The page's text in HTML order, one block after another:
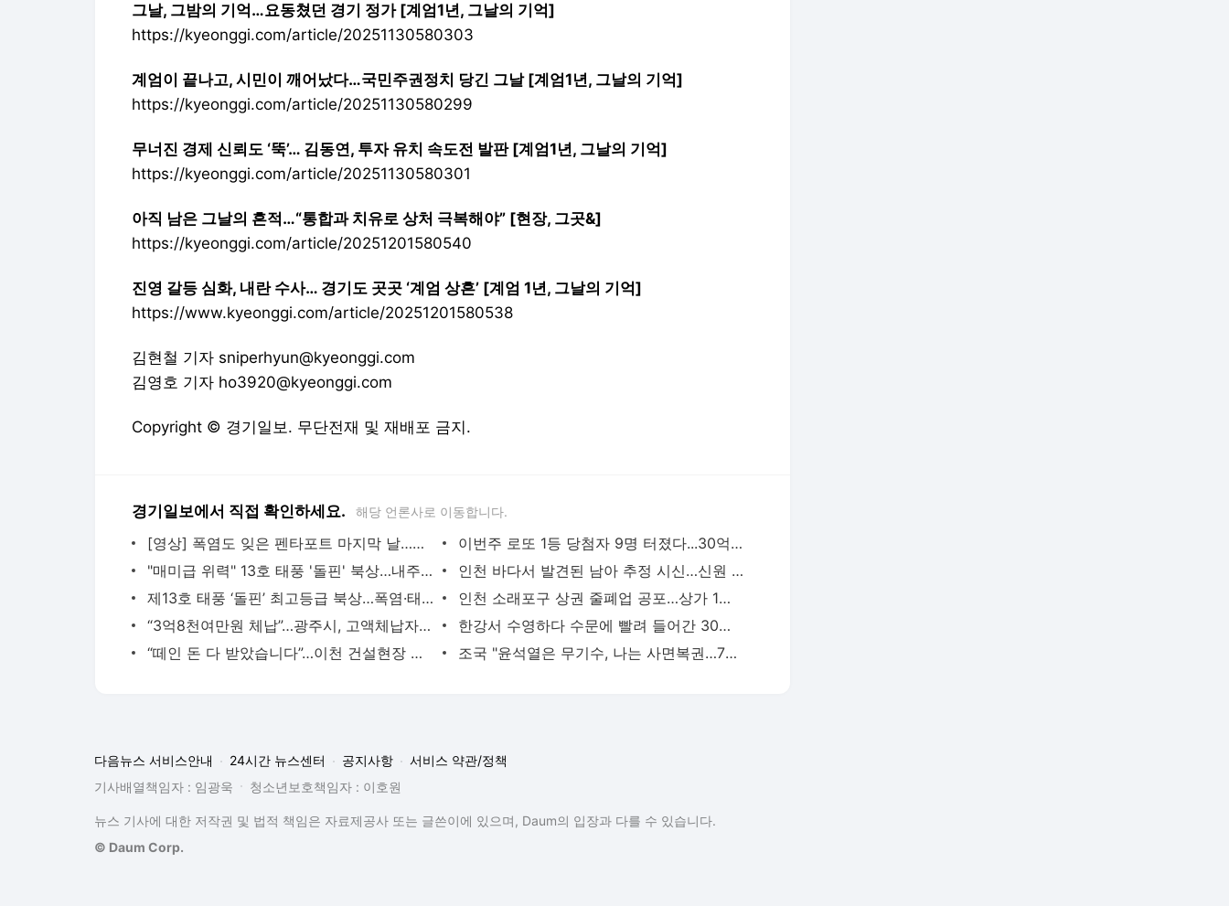
그날, 그밤의 기억…요동쳤던 경기 정가 [계엄1년, 그날의 기억]
https://kyeonggi.com/article/20251130580303
계엄이 끝나고, 시민이 깨어났다…국민주권정치 당긴 그날 [계엄1년, 그날의 기억]
https://kyeonggi.com/article/20251130580299
무너진 경제 신뢰도 ‘뚝’… 김동연, 투자 유치 속도전 발판 [계엄1년, 그날의 기억]
https://kyeonggi.com/article/20251130580301
아직 남은 그날의 흔적…“통합과 치유로 상처 극복해야” [현장, 그곳&]
https://kyeonggi.com/article/20251201580540
진영 갈등 심화, 내란 수사… 경기도 곳곳 ‘계엄 상흔’ [계엄 1년, 그날의 기억]
https://www.kyeonggi.com/article/20251201580538
김현철 기자 sniperhyun@kyeonggi.com
김영호 기자 ho3920@kyeonggi.com
Copyright © 경기일보. 무단전재 및 재배포 금지.
경기일보에서 직접 확인하세요. 해당 언론사로 이동합니다.
[영상] 폭염도 잊은 펜타포트 마지막 날…송도는 ‘청춘의 떼창’으로 물들었다 [2026 인천펜타포
이번주 로또 1등 당첨자 9명 터졌다...30억원 나온 명당은 어디
"매미급 위력" 13호 태풍 '돌핀' 북상…내주 폭염 향방 가른다
인천 바다서 발견된 남아 추정 시신…신원 확인 난항
제13호 태풍 ‘돌핀’ 최고등급 북상…폭염·태풍 이중고 ‘비상’
인천 소래포구 상권 줄폐업 공포…상가 1층 절반 ‘텅텅’ [현장, 그곳＆]
“3억8천여만원 체납”…광주시, 고액체납자 가택수색해 현장 징수
한강서 수영하다 수문에 빨려 들어간 30대...20분 만에 심정지 상태로 구조
“떼인 돈 다 받았습니다”…이천 건설현장 일용직 116명 체불임금 싹 다 받아줬다
조국 "윤석열은 무기수, 나는 사면복권…7년 만에 운명 엇갈려"
다음뉴스 서비스안내 24시간 뉴스센터 공지사항
서비스 약관/정책
기사배열책임자 : 임광욱
청소년보호책임자 : 이호원
뉴스 기사에 대한 저작권 및 법적 책임은 자료제공사 또는 글쓴이에 있으며, Daum의 입장과 다를 수 있습니다.
© Daum Corp.